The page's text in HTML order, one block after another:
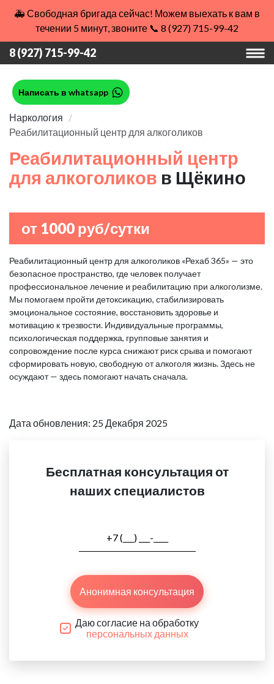
🚑 Свободная бригада сейчас! Можем выехать к вам в
течении 5 минут, звоните 📞 8 (927) 715-99-42
8 (927) 715-99-42
Написать в whatsapp
Наркология
Реабилитационный центр для алкоголиков
Реабилитационный центр
для алкоголиков в Щёкино
от 1000 руб/сутки
Реабилитационный центр для алкоголиков «Рехаб 365» — это
безопасное пространство, где человек получает
профессиональное лечение и реабилитацию при алкоголизме.
Мы помогаем пройти детоксикацию, стабилизировать
эмоциональное состояние, восстановить здоровье и
мотивацию к трезвости. Индивидуальные программы,
психологическая поддержка, групповые занятия и
сопровождение после курса снижают риск срыва и помогают
сформировать новую, свободную от алкоголя жизнь. Здесь не
осуждают — здесь помогают начать сначала.
Дата обновления: 25 Декабря 2025
Бесплатная консультация от
наших специалистов
Анонимная консультация
Даю согласие на обработку
персональных данных